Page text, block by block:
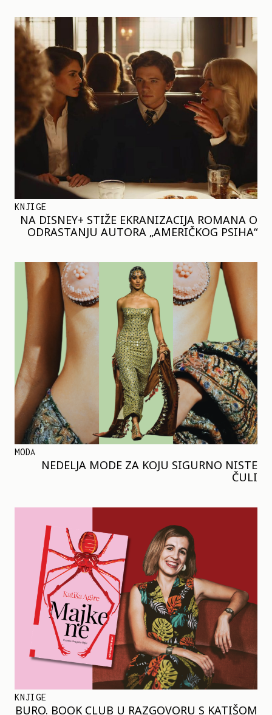
KNJIGE
NA DISNEY+ STIŽE EKRANIZACIJA ROMANA O
ODRASTANJU AUTORA „AMERIČKOG PSIHA“
MODA
NEDELJA MODE ZA KOJU SIGURNO NISTE
ČULI
KNJIGE
BURO. BOOK CLUB U RAZGOVORU S KATIŠOM